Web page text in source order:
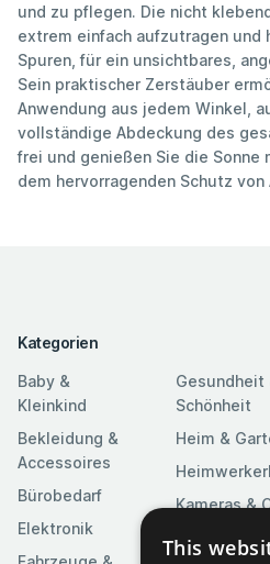
und zu pflegen. Die nicht
extrem einfach aufzutragen
Spuren, für ein unsichtbares,
Sein praktischer Zerstäuber
Anwendung aus jedem Winkel,
vollständige Abdeckung des
frei und genießen Sie die Sonne
dem hervorragenden Schutz von
Kategorien
Baby &
Kleinkind
Bekleidung &
Accessoires
Bürobedarf
Elektronik
Gesundheit
Schönheit
Heim &
Kameras &
Kunst &
This